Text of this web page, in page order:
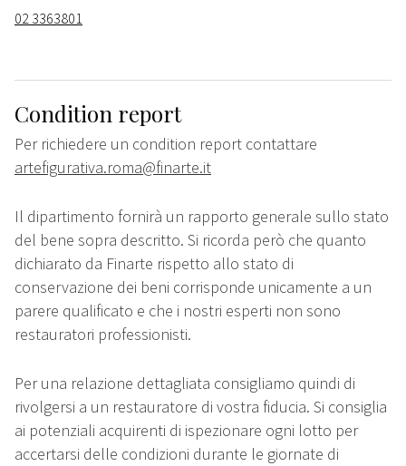
02 3363801
Condition report
Per richiedere un condition report contattare
artefigurativa.roma@finarte.it
Il dipartimento fornirà un rapporto generale sullo stato
del bene sopra descritto. Si ricorda però che quanto
dichiarato da Finarte rispetto allo stato di
conservazione dei beni corrisponde unicamente a un
parere qualificato e che i nostri esperti non sono
restauratori professionisti.
Per una relazione dettagliata consigliamo quindi di
rivolgersi a un restauratore di vostra fiducia. Si consiglia
ai potenziali acquirenti di ispezionare ogni lotto per
accertarsi delle condizioni durante le giornate di